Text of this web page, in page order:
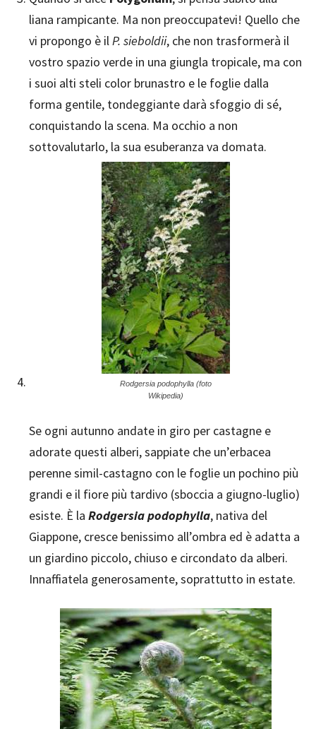
liana rampicante. Ma non preoccupatevi! Quello che
vi propongo è il P. sieboldii, che non trasformerà il
vostro spazio verde in una giungla tropicale, ma con
i suoi alti steli color brunastro e le foglie dalla
forma gentile, tondeggiante darà sfoggio di sé,
conquistando la scena. Ma occhio a non
sottovalutarlo, la sua esuberanza va domata.
Rodgersia podophylla (foto
Wikipedia)
Se ogni autunno andate in giro per castagne e
adorate questi alberi, sappiate che un’erbacea
perenne simil-castagno con le foglie un pochino più
grandi e il fiore più tardivo (sboccia a giugno-luglio)
esiste. È la Rodgersia podophylla, nativa del
Giappone, cresce benissimo all’ombra ed è adatta a
un giardino piccolo, chiuso e circondato da alberi.
Innaffiatela generosamente, soprattutto in estate.